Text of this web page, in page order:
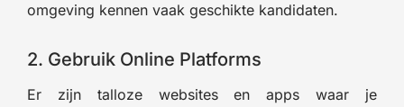
omgeving kennen vaak geschikte kandidaten.
2. Gebruik Online Platforms
Er zijn talloze websites en apps waar je